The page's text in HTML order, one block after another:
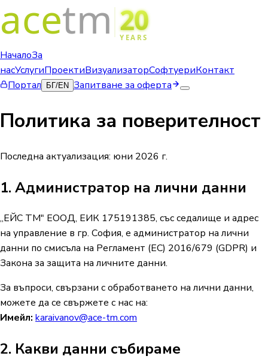
НачалоЗа
насУслугиПроектиВизуализаторСофтуериКонтакт
Портал
БГ/EN Запитване за оферта
Политика за поверителност
Последна актуализация: юни 2026 г.
1. Администратор на лични данни
„ЕЙС ТМ" ЕООД, ЕИК 175191385, със седалище и адрес
на управление в гр. София, е администратор на лични
данни по смисъла на Регламент (ЕС) 2016/679 (GDPR) и
Закона за защита на личните данни.
За въпроси, свързани с обработването на лични данни,
можете да се свържете с нас на:
Имейл: karaivanov@ace-tm.com
2. Какви данни събираме